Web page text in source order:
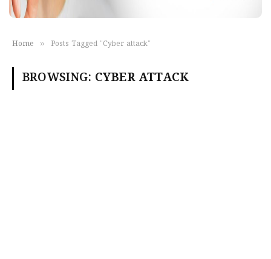
Home » Posts Tagged "Cyber attack"
BROWSING: CYBER ATTACK